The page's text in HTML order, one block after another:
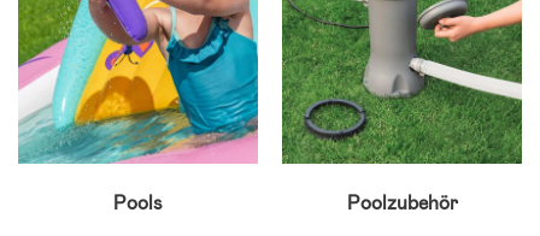
Pools
Poolzubehör